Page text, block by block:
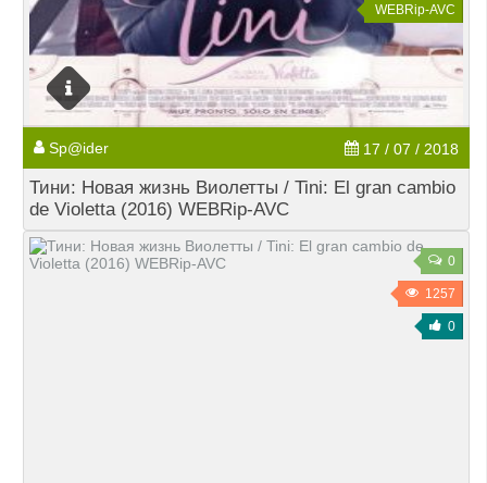
WEBRip-AVC
Sp@ider 17 / 07 / 2018
Тини: Новая жизнь Виолетты / Tini: El gran cambio
de Violetta (2016) WEBRip-AVC
0
1257
0